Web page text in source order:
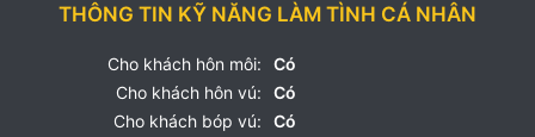
THÔNG TIN KỸ NĂNG LÀM TÌNH CÁ NHÂN
Cho khách hôn môi:
Có
Cho khách hôn vú:
Có
Cho khách bóp vú:
Có